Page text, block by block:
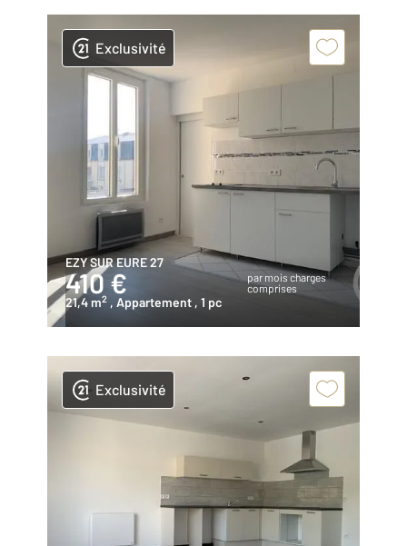
Exclusivité
EZY SUR EURE 27
410 €
par mois charges
comprises
21,4 m2 , Appartement , 1 pc
Exclusivité